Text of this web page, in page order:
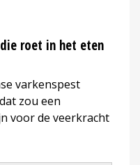
roet in het eten
varkenspest
zou een
voor de veerkracht